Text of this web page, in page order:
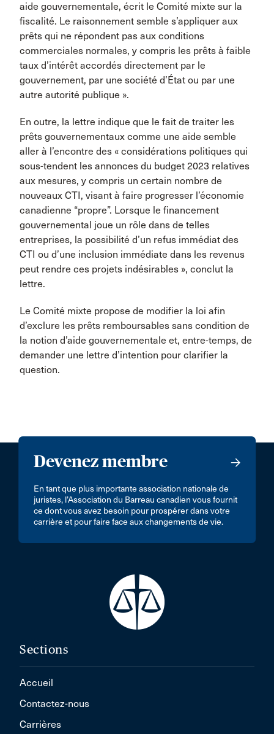
aide gouvernementale, écrit le Comité mixte sur la
fiscalité. Le raisonnement semble s’appliquer aux
prêts qui ne répondent pas aux conditions
commerciales normales, y compris les prêts à faible
taux d’intérêt accordés directement par le
gouvernement, par une société d’État ou par une
autre autorité publique ».
En outre, la lettre indique que le fait de traiter les
prêts gouvernementaux comme une aide semble
aller à l’encontre des « considérations politiques qui
sous-tendent les annonces du budget 2023 relatives
aux mesures, y compris un certain nombre de
nouveaux CTI, visant à faire progresser l’économie
canadienne “propre”. Lorsque le financement
gouvernemental joue un rôle dans de telles
entreprises, la possibilité d’un refus immédiat des
CTI ou d’une inclusion immédiate dans les revenus
peut rendre ces projets indésirables », conclut la
lettre.
Le Comité mixte propose de modifier la loi afin
d’exclure les prêts remboursables sans condition de
la notion d’aide gouvernementale et, entre-temps, de
demander une lettre d’intention pour clarifier la
question.
Devenez membre
En tant que plus importante association nationale de
juristes, l’Association du Barreau canadien vous fournit
ce dont vous avez besoin pour prospérer dans votre
carrière et pour faire face aux changements de vie.
Sections
Accueil
Contactez-nous
Carrières